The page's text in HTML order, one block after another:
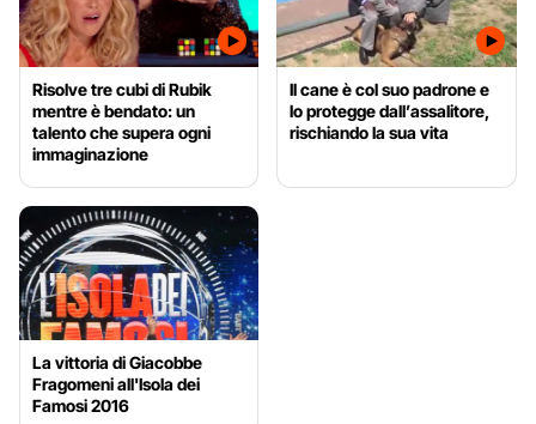
Risolve tre cubi di Rubik
mentre è bendato: un
talento che supera ogni
immaginazione
Il cane è col suo padrone e
lo protegge dall’assalitore,
rischiando la sua vita
La vittoria di Giacobbe
Fragomeni all'Isola dei
Famosi 2016